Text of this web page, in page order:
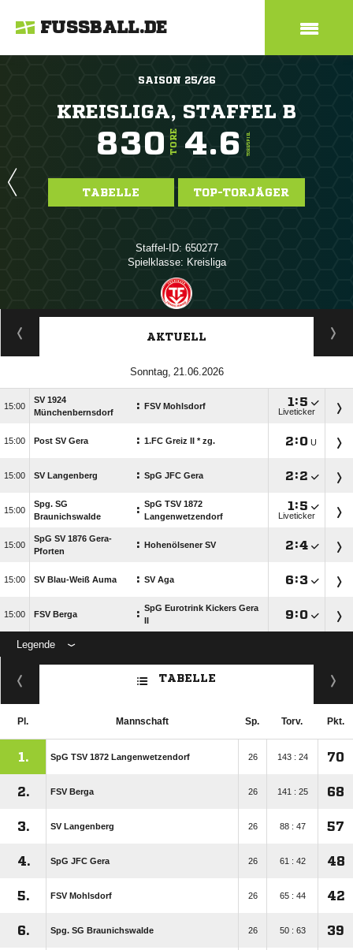
FUSSBALL.DE
SAISON 25/26
KREISLIGA, STAFFEL B
830 TORE 4.6 TORE/SPIEL
TABELLE TOP-TORJÄGER
Staffel-ID: 650277
Spielklasse: Kreisliga
ANZEIGE
AKTUELL
 

SV 1924
Münchenbernsdorf
: FSV Mohlsdorf  :
Liveticker
 Post SV Gera : 1.FC Greiz II * zg. : U
 SV Langenberg : SpG JFC Gera :

Spg. SG
Braunichswalde
: SpG TSV 1872
Langenwetzendorf
 :
Liveticker

SpG SV 1876 Gera-
Pforten
: Hohenölsener SV :
 SV Blau-Weiß Auma : SV Aga :
 FSV Berga : SpG Eurotrink Kickers Gera
II
:
Legende
ANZEIGE
TABELLE
Pl. Mannschaft Sp. Torv. Pkt.
1. SpG TSV 1872 Langenwetzendorf 26 143 : 24 70
2. FSV Berga 26 141 : 25 68
3. SV Langenberg 26 88 : 47 57
4. SpG JFC Gera 26 61 : 42 48
5. FSV Mohlsdorf 26 65 : 44 42
6. Spg. SG Braunichswalde 26 50 : 63 39